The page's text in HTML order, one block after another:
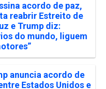
acordo de paz,
reabrir Estreito de
e Trump diz:
do mundo, liguem
anuncia acordo de
Estados Unidos e